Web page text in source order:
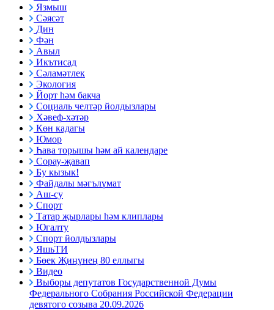
Язмыш
Сәясәт
Дин
Фән
Авыл
Икътисад
Сәламәтлек
Экология
Йорт һәм бакча
Социаль челтәр йолдызлары
Хәвеф-хәтәр
Көн кадагы
Юмор
Һава торышы һәм ай календаре
Сорау-җавап
Бу кызык!
Файдалы мәгълүмат
Аш-су
Спорт
Татар җырлары һәм клиплары
Югалту
Спорт йолдызлары
ЯшьТИ
Бөек Җиңүнең 80 еллыгы
Видео
Выборы депутатов Государственной Думы
Федерального Собрания Российской Федерации
девятого созыва 20.09.2026